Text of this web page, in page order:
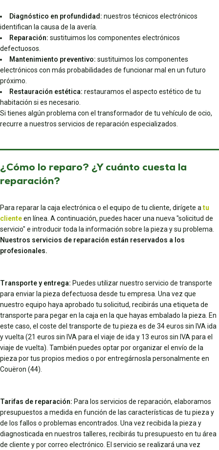
Diagnóstico en profundidad: nuestros técnicos electrónicos
identifican la causa de la avería.
Reparación: sustituimos los componentes electrónicos
defectuosos.
Mantenimiento preventivo: sustituimos los componentes
electrónicos con más probabilidades de funcionar mal en un futuro
próximo.
Restauración estética: restauramos el aspecto estético de tu
habitación si es necesario.
Si tienes algún problema con el transformador de tu vehículo de ocio,
recurre a nuestros servicios de reparación especializados.
¿Cómo lo reparo? ¿Y cuánto cuesta la
reparación?
Para reparar la caja electrónica o el equipo de tu cliente, dirígete atu
clienteen línea. A continuación, puedes hacer una nueva "solicitud de
servicio" e introducir toda la información sobre la pieza y su problema.
Nuestros servicios de reparación están reservados a los
profesionales.
Transporte y entrega: Puedes utilizar nuestro servicio de transporte
para enviar la pieza defectuosa desde tu empresa. Una vez que
nuestro equipo haya aprobado tu solicitud, recibirás una etiqueta de
transporte para pegar en la caja en la que hayas embalado la pieza. En
este caso, el coste del transporte de tu pieza es de 34 euros sin IVA ida
y vuelta (21 euros sin IVA para el viaje de ida y 13 euros sin IVA para el
viaje de vuelta). También puedes optar por organizar el envío de la
pieza por tus propios medios o por entregárnosla personalmente en
Couëron (44).
Tarifas de reparación: Para los servicios de reparación, elaboramos
presupuestos a medida en función de las características de tu pieza y
de los fallos o problemas encontrados. Una vez recibida la pieza y
diagnosticada en nuestros talleres, recibirás tu presupuesto en tu área
de cliente y por correo electrónico. El servicio se realizará una vez